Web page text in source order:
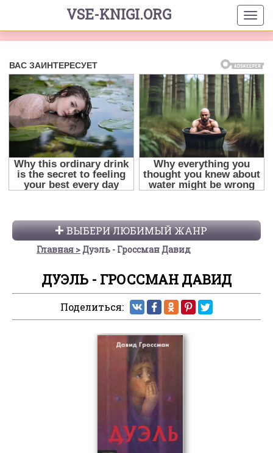
VSE-KNIGI.ORG
ВЫБЕРИ ЛЮБИМЫЙ ЖАНР
Главная Дуэль - Гроссман Давид
ДУЭЛЬ - ГРОССМАН ДАВИД
Поделиться: